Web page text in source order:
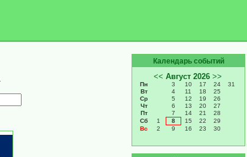
Календарь событий